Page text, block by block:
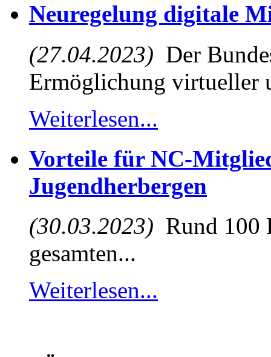
Neuregelung digitale
(27.04.2023) Der
Ermöglichung virtueller
Weiterlesen...
Vorteile für NC-
Jugendherbergen
(30.03.2023) Rund 100
gesamten...
Weiterlesen...